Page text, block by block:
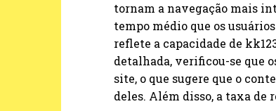
tornam a navegação mais
tempo médio que os
reflete a capacidade de
detalhada, verificou-se que
site, o que sugere que o
deles. Além disso, a taxa